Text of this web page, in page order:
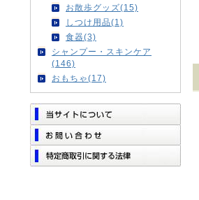
お散歩グッズ(15)
しつけ用品(1)
食器(3)
シャンプー・スキンケア
(146)
おもちゃ(17)